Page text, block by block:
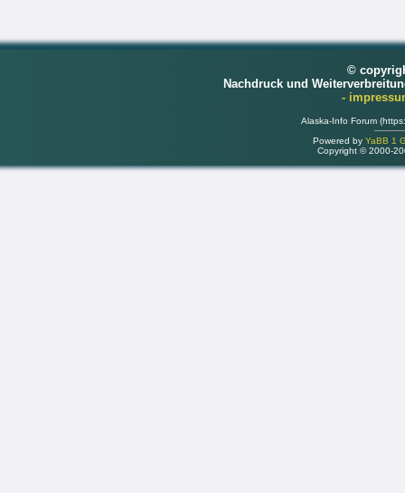
©
Nachdruck und
-
Alaska-Info Forum
Powered by YaBB 1
Copyright © 2000-